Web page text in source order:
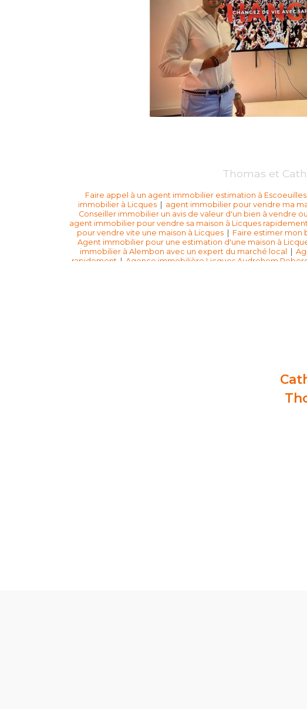
Thomas et
Faire appel à un agent immobilier estimation à Escoeuilles
immobilier à Licques | agent immobilier pour vendre ma
Conseiller immobilier un avis de valeur d'un bien à vendre
agent immobilier pour vendre sa maison à Licques rapidement
pour vendre vite une maison à Licques| Faire estimer mon
Agent immobilier pour une estimation d'une maison à
immobilier à Alembon avec un expert du marché local |
rapidement | Agence immobilière Licques Audrehem